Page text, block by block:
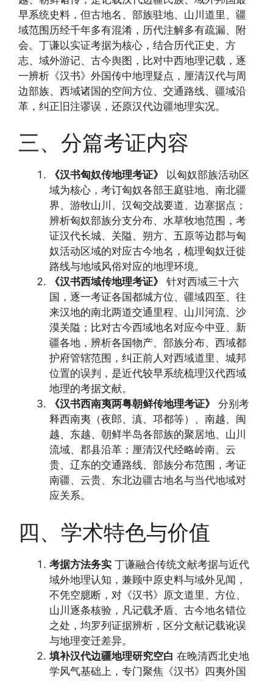
早系统史料，但古地名、部族驻地、山川道里、疆
域范围历经千年多有混淆，历代注解多有疏漏、附
会。丁谦以实证考据为核心，结合历代正史、方
志、域外游记、古今舆图，比对中西地理记载，逐
一辨析《汉书》外国传中地理疑点，厘清汉代与周
边部族、西域诸国的空间方位、交通路线、疆域沿
革，纠正旧注谬误，还原汉代边疆地理实况。
三、分篇考证内容
《汉书匈奴传地理考证》
以匈奴部族活动区
域为核心，考订匈奴各部王庭驻地、南北疆
界、游牧山川、汉匈交战要道、边塞据点；
辨析匈奴部族分支分布、水草牧地范围，考
证汉代长城、关隘、朔方、五原等边郡与匈
奴活动区域的对应古今地名，梳理匈奴迁徙
路线与地域风俗对应的地理环境。
《汉书西域传地理考证》
针对西域三十六
国，逐一考证各国都城方位、疆域四至、往
来汉地的南北两道交通里程、山川河流、沙
漠关隘；比对古今西域地名对应今中亚、新
疆各地，辨析各国物产、部族分布、西域都
护府管辖范围，纠正前人对西域道里、城邦
位置的误判，是近代较早系统梳理汉代西域
地理的考据文献。
《汉书西南夷两粤朝鲜传地理考证》
分别考
释西南夷（夜郎、滇、邛都等）、南越、闽
越、东越、朝鲜半岛各部族的聚居地、山川
流域、郡县沿革；厘清汉代经略岭南、云
贵、辽东的交通路线、部族分布范围，考证
南疆、云贵、东北边疆古地名与当代地域对
应关系。
四、学术特色与价值
考据方法务实 丁谦融合传统文献考据与近代
域外地理认知，兼顾中原史料与域外见闻，
不凭空臆断，对《汉书》原文道里、方位、
山川逐条核验，凡记载矛盾、古今地名错位
之处，均罗列证据辨析，区分文献记载讹误
与地理变迁差异。
填补汉代边疆地理研究空白 在晚清西北史地
学风气基础上，专门聚焦《汉书》四夷外国